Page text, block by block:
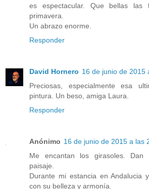
es espectacular. Que bellas las
primavera.
Un abrazo enorme.
Responder
David Hornero 16 de junio de 2015
Preciosas, especialmente esa
pintura. Un beso, amiga Laura.
Responder
Anónimo 16 de junio de 2015 a las
Me encantan los girasoles.
paisaje.
Durante mi estancia en Andalucia
con su belleza y armonía.